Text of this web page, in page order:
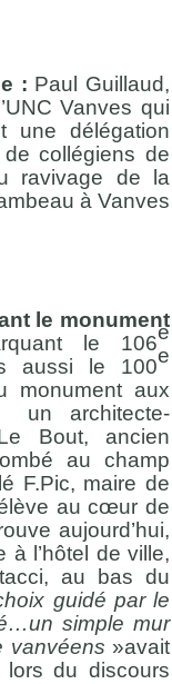
: Paul Guillaud,
Vanves qui
une délégation
de collégiens de
ravivage de la
à Vanves
le monument
le 106e
aussi le 100e
monument aux
un architecte-
Bout, ancien
au champ
F.Pic, maire de
au cœur de
aujourd’hui,
à l’hôtel de ville,
au bas du
guidé par le
simple mur
vanvéens »avait
du discours